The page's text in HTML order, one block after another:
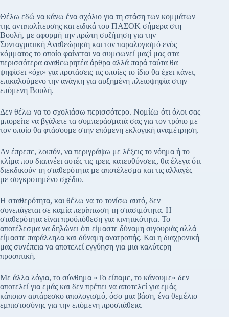
Θέλω εδώ να κάνω ένα σχόλιο για τη στάση των κομμάτων
της αντιπολίτευσης και ειδικά του ΠΑΣΟΚ σήμερα στη
Βουλή, με αφορμή την πρώτη συζήτηση για την
Συνταγματική Αναθεώρηση και τον παραλογισμό ενός
κόμματος το οποίο φαίνεται να συμφωνεί μαζί μας στα
περισσότερα αναθεωρητέα άρθρα αλλά παρά ταύτα θα
ψηφίσει «όχι» για προτάσεις τις οποίες το ίδιο θα έχει κάνει,
επικαλούμενο την ανάγκη για αυξημένη πλειοψηφία στην
επόμενη Βουλή.
Δεν θέλω να το σχολιάσω περισσότερο. Νομίζω ότι όλοι σας
μπορείτε να βγάλετε τα συμπεράσματά σας για τον τρόπο με
τον οποίο θα φτάσουμε στην επόμενη εκλογική αναμέτρηση.
Αν έπρεπε, λοιπόν, να περιγράψω με λέξεις το νόημα ή το
κλίμα που διαπνέει αυτές τις τρεις κατευθύνσεις, θα έλεγα ότι
διεκδικούν τη σταθερότητα με αποτέλεσμα και τις αλλαγές
με συγκροτημένο σχέδιο.
Η σταθερότητα, και θέλω να το τονίσω αυτό, δεν
συνεπάγεται σε καμία περίπτωση τη στασιμότητα. Η
σταθερότητα είναι προϋπόθεση για κινητικότητα. Το
αποτέλεσμα να δηλώνει ότι είμαστε δύναμη σιγουριάς αλλά
είμαστε παράλληλα και δύναμη ανατροπής. Και η διαχρονική
μας συνέπεια να αποτελεί εγγύηση για μια καλύτερη
προοπτική.
Με άλλα λόγια, το σύνθημα «Το είπαμε, το κάνουμε» δεν
αποτελεί για εμάς και δεν πρέπει να αποτελεί για εμάς
κάποιον αυτάρεσκο απολογισμό, όσο μια βάση, ένα θεμέλιο
εμπιστοσύνης για την επόμενη προσπάθεια.